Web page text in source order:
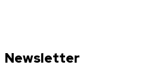
Newsletter